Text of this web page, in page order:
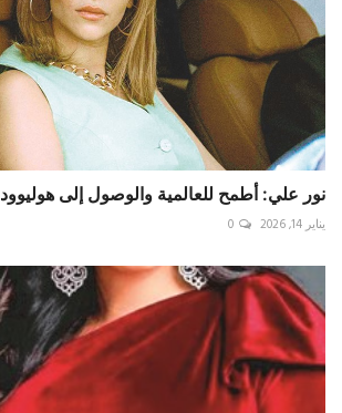
نور علي: أطمح للعالمية والوصول إلى هوليوود
يناير 14, 2026 0